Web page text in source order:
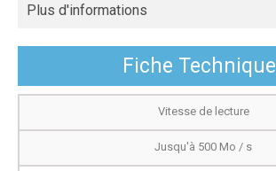
Plus d'informations
Fiche Technique
Vitesse de lecture
Jusqu'à 500 Mo / s